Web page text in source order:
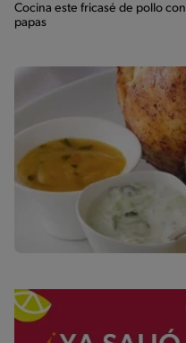
Cocina este fricasé de pollo con
papas